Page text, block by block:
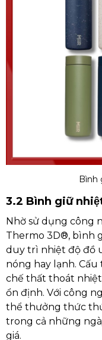
Bình
3.2 Bình giữ
Nhờ sử dụng công
Thermo 3D®, bình
duy trì nhiệt độ đồ
nóng hay lạnh.
chế thất thoát
ổn định. Với công
thể thưởng thức
trong cả những
giá.